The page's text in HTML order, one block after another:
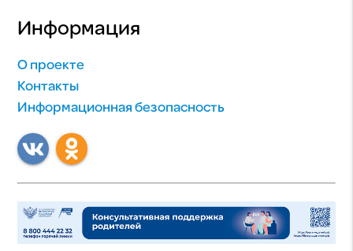
Информация
О проекте
Контакты
Информационная безопасность